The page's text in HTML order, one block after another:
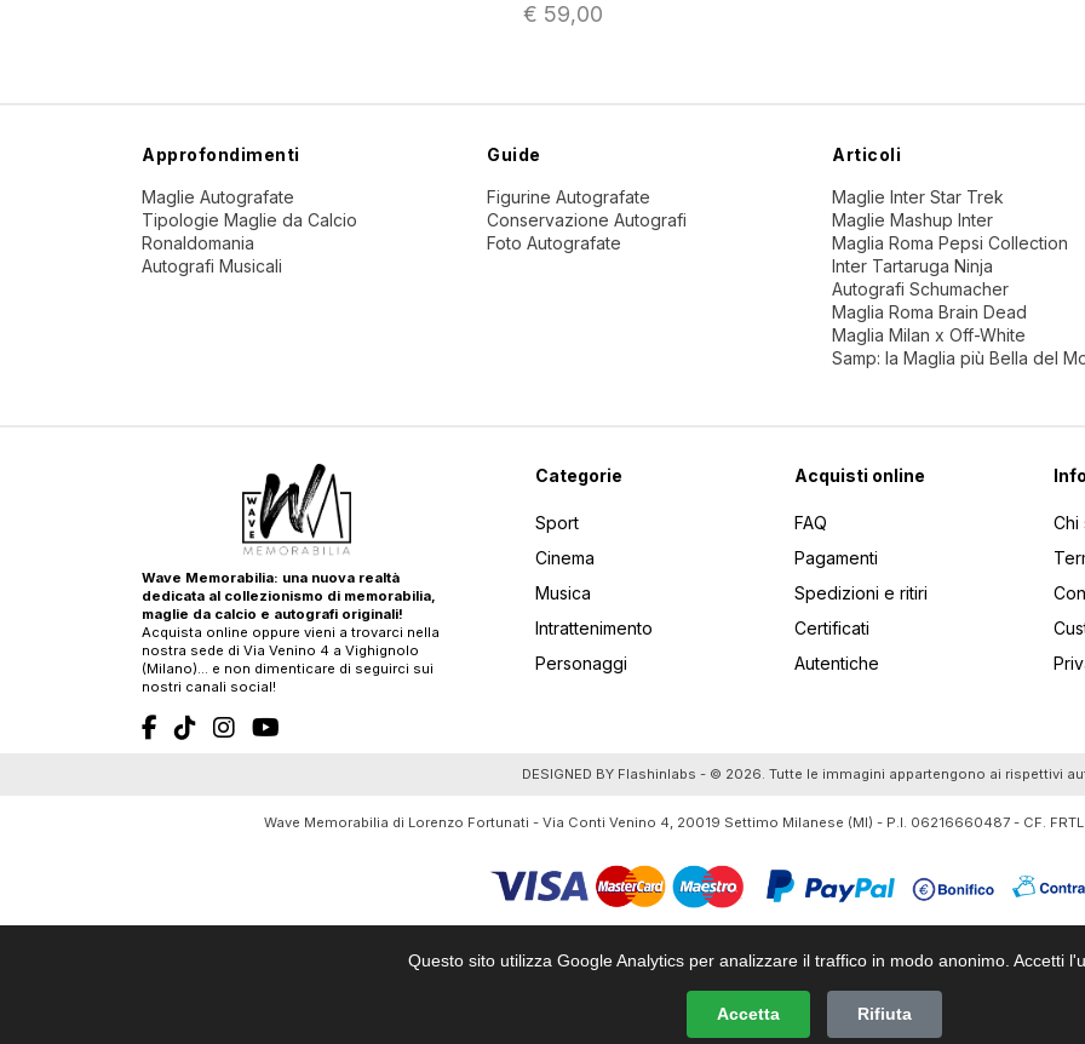
Questo sito utilizza Google Analytics per analizzare il traffico in modo anonimo. Accetti
Accetta Rifiuta
€ 59,00
Approfondimenti
Maglie Autografate
Tipologie Maglie da Calcio
Ronaldomania
Autografi Musicali
Guide
Figurine Autografate
Conservazione Autografi
Foto Autografate
Articoli
Maglie Inter Star Trek
Maglie Mashup Inter
Maglia Roma Pepsi Collection
Inter Tartaruga Ninja
Autografi Schumacher
Maglia Roma Brain Dead
Maglia Milan x Off-White
Samp: la Maglia più Bella del
Wave Memorabilia: una nuova realtà
dedicata al collezionismo di memorabilia,
maglie da calcio e autografi originali!
Acquista online oppure vieni a trovarci nella
nostra sede di Via Venino 4 a Vighignolo
(Milano)… e non dimenticare di seguirci sui
nostri canali social!
Categorie
Sport
Cinema
Musica
Intrattenimento
Personaggi
Acquisti online
FAQ
Pagamenti
Spedizioni e ritiri
Certificati
Autentiche
Chi
DESIGNED BY Flashinlabs - © 2026. Tutte le immagini appartengono ai rispettivi
Wave Memorabilia di Lorenzo Fortunati - Via Conti Venino 4, 20019 Settimo Milanese (MI) - P.I. 06216660487 - CF.